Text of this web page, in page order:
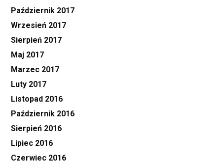
Październik 2017
Wrzesień 2017
Sierpień 2017
Maj 2017
Marzec 2017
Luty 2017
Listopad 2016
Październik 2016
Sierpień 2016
Lipiec 2016
Czerwiec 2016